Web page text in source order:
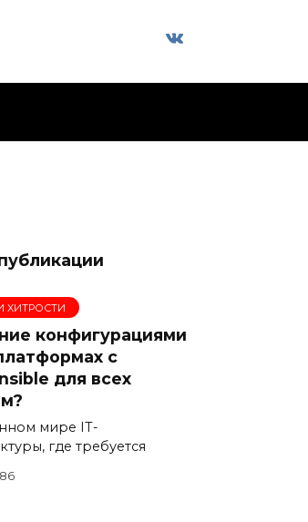
ХИТРОСТИ
конфигурациями
с
для всех
мире IT-
где требуется